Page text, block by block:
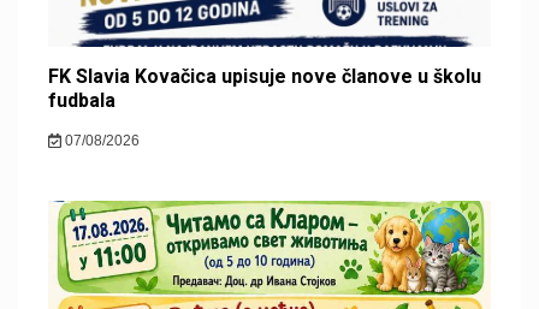
FK Slavia Kovačica upisuje nove članove u školu
fudbala
07/08/2026